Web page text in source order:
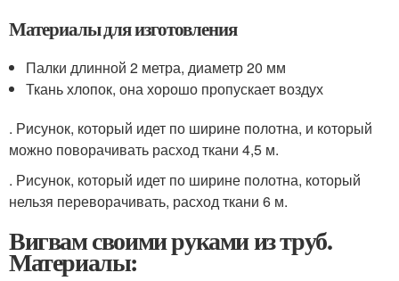
Материалы для изготовления
Палки длинной 2 метра, диаметр 20 мм
Ткань хлопок, она хорошо пропускает воздух
. Рисунок, который идет по ширине полотна, и который
можно поворачивать расход ткани 4,5 м.
. Рисунок, который идет по ширине полотна, который
нельзя переворачивать, расход ткани 6 м.
Вигвам своими руками из труб.
Материалы: